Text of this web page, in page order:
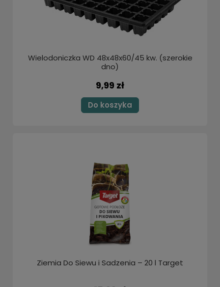
Wielodoniczka WD 48x48x60/45 kw. (szerokie
dno)
9,99 zł
Do koszyka
Ziemia Do Siewu i Sadzenia – 20 l Target